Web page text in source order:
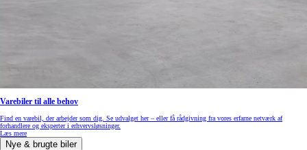
Varebiler til alle behov
Find en varebil, der arbejder som dig. Se udvalget her – eller få rådgivning fra vores erfarne netværk af
forhandlere og eksperter i erhvervsløsninger.
Læs mere
Nye & brugte biler